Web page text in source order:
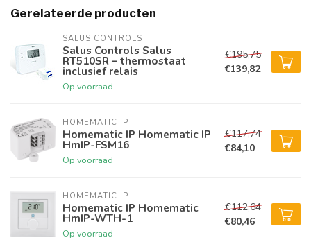
Gerelateerde producten
SALUS CONTROLS
Salus Controls Salus
RT510SR – thermostaat
inclusief relais
Op voorraad
€195,75
€139,82
HOMEMATIC IP
Homematic IP Homematic IP
HmIP-FSM16
Op voorraad
€117,74
€84,10
HOMEMATIC IP
Homematic IP Homematic
HmIP-WTH-1
Op voorraad
€112,64
€80,46